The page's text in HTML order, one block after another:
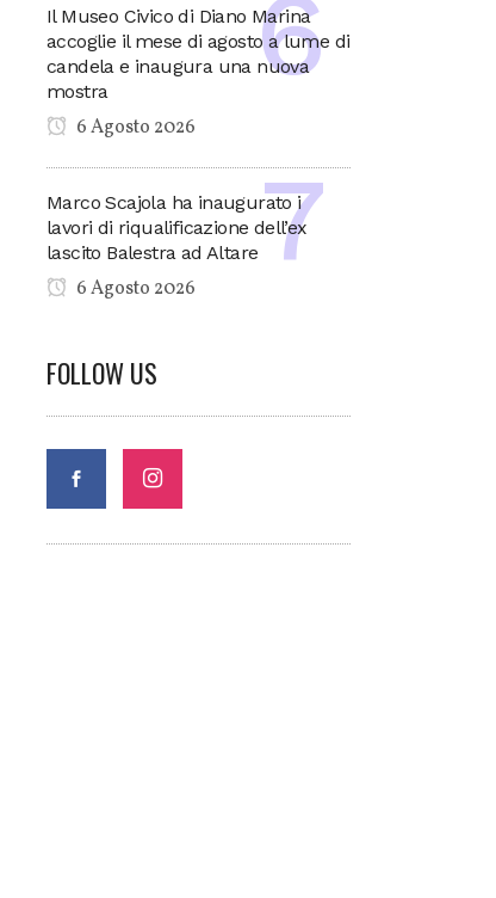
Il Museo Civico di Diano Marina
accoglie il mese di agosto a lume di
candela e inaugura una nuova
mostra
6 Agosto 2026
Marco Scajola ha inaugurato i
lavori di riqualificazione dell’ex
lascito Balestra ad Altare
6 Agosto 2026
FOLLOW US